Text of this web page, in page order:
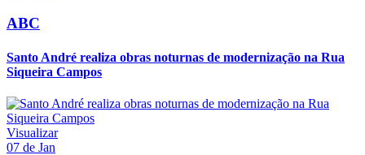
ABC
Santo André realiza obras noturnas de modernização na Rua
Siqueira Campos
Visualizar
07 de Jan